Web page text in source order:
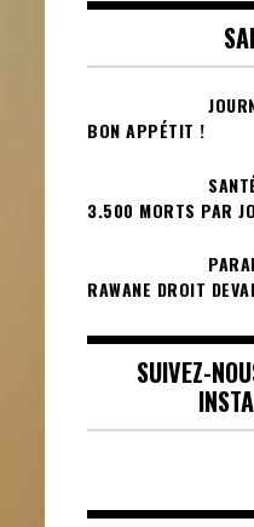
BON APPÉTIT !
3.500 MORTS PAR
RAWANE DROIT
SUIVEZ-